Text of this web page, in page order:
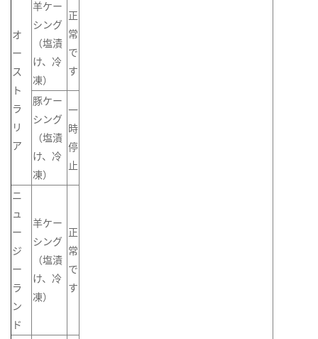
オ
ー
ス
ト
ラ
リ
ア
羊ケー
シング
（塩漬
け、冷
凍）
正
常
で
す
豚ケー
シング
（塩漬
け、冷
凍）
一
時
停
止
ニ
ュ
ー
ジ
ー
ラ
ン
ド
羊ケー
シング
（塩漬
け、冷
凍）
正
常
で
す